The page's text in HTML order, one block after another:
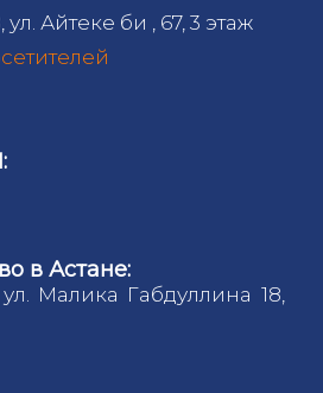
Айтеке би , 67, 3 этаж
в Астане:
ул. Малика Габдуллина 18,